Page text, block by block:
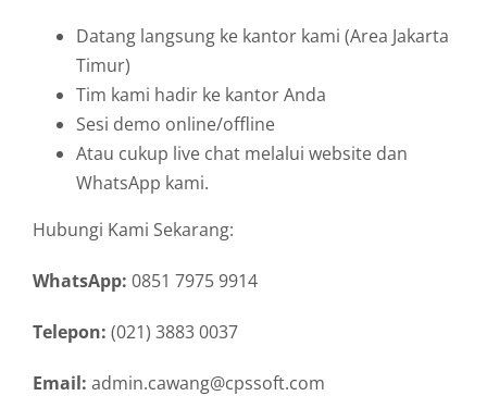
Datang langsung ke kantor kami (Area Jakarta
Timur)
Tim kami hadir ke kantor Anda
Sesi demo online/offline
Atau cukup live chat melalui website dan
WhatsApp kami.
Hubungi Kami Sekarang:
WhatsApp: 0851 7975 9914
Telepon: (021) 3883 0037
Email: admin.cawang@cpssoft.com